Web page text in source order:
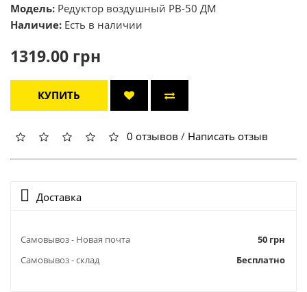
Модель: Редуктор воздушный РВ-50 ДМ
Наличие: Есть в наличии
1319.00 грн
КУПИТЬ
0 отзывов / Написать отзыв
Доставка
Самовывоз - Новая почта
50 грн
Самовывоз - склад
Бесплатно